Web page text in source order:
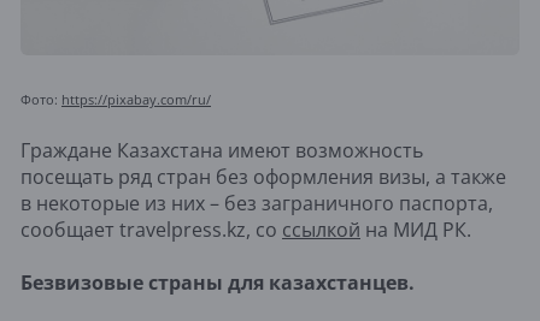
Фото: https://pixabay.com/ru/
Граждане Казахстана имеют возможность
посещать ряд стран без оформления визы, а также
в некоторые из них – без заграничного паспорта,
сообщает travelpress.kz, со ссылкой на МИД РК.
Безвизовые страны для казахстанцев.